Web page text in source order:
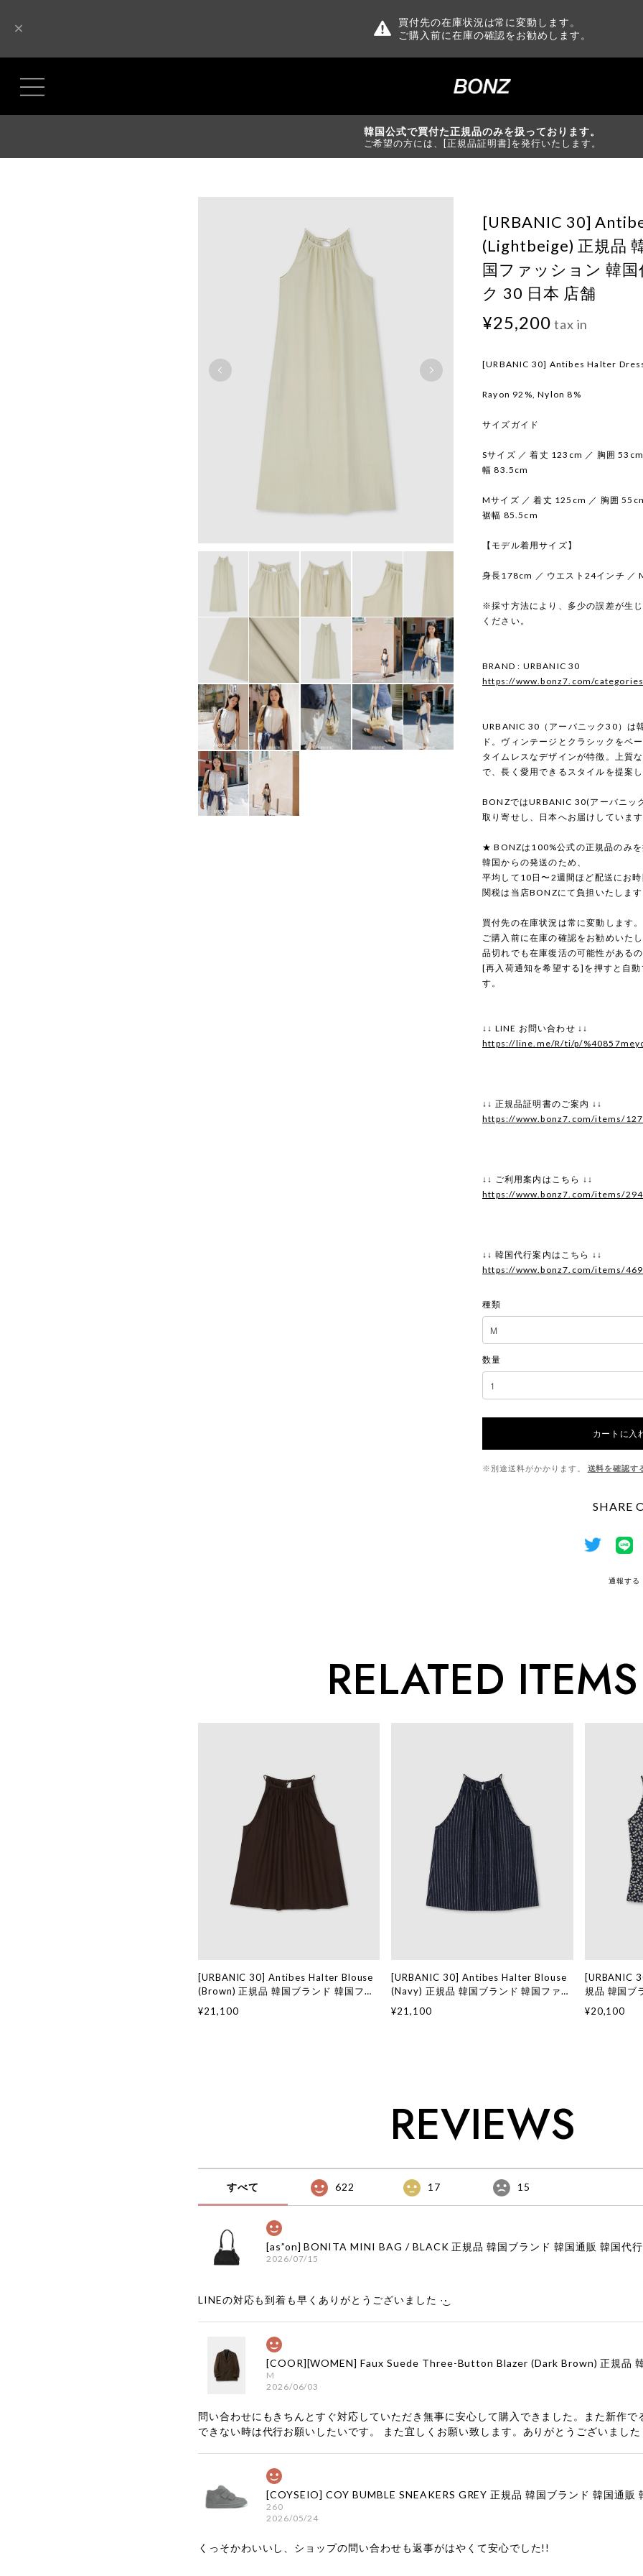
買付先の在庫状況は常に変動します。
ご購入前に在庫の確認をお勧めします。
韓国公式で買付た正規品のみを扱っております。
ご希望の方には、[正規品証明書]を発行いたします。
[URBANIC 30]
(Lightbeige) 正規品
国ファッション 韓国
ク 30 日本 店舗
¥25,200 tax in
[URBANIC 30] Antibes Halter
Rayon 92%, Nylon 8%
サイズガイド
Sサイズ ／ 着丈 123cm ／ 胸囲
幅 83.5cm
Mサイズ ／ 着丈 125cm ／ 胸囲
裾幅 85.5cm
【モデル着用サイズ】
身長178cm ／ ウエスト24インチ ／
※採寸方法により、多少の誤差が生
ください。
BRAND : URBANIC 30
https://www.bonz7.com/
URBANIC 30（アーバニック30）は
ド。ヴィンテージとクラシックをベ
タイムレスなデザインが特徴。上質
で、長く愛用できるスタイルを提案し
BONZではURBANIC 30(アーバニッ
取り寄せし、日本へお届けしています
★ BONZは100%公式の正規品のみを
韓国からの発送のため、
平均して10日〜2週間ほど配送にお時
関税は当店BONZにて負担いたします
買付先の在庫状況は常に変動します。
ご購入前に在庫の確認をお勧めいたし
品切れでも在庫復活の可能性がある
[再入荷通知を希望する]を押すと自動
す。
↓↓ LINE お問い合わせ ↓↓
https://line.me/R/ti/p/
↓↓ 正規品証明書のご案内 ↓↓
https://www.bonz7.com/items/
↓↓ ご利用案内はこちら ↓↓
https://www.bonz7.com/items/
↓↓ 韓国代行案内はこちら ↓↓
https://www.bonz7.com/items/
種類
数量
カートに入
※別途送料がかかります。 送料を確認す
SHARE
通報する
RELATED ITEMS
[URBANIC 30] Antibes Halter Blouse
(Brown) 正規品 韓国ブランド 韓国ファ
本 店舗
¥21,100
[URBANIC 30] Antibes Halter Blouse
(Navy) 正規品 韓国ブランド 韓国ファッ
店舗
¥21,100
[URBANIC
規品 韓国ブ
¥20,100
REVIEWS
すべて 622 17 15
2026/07/15
LINEの対応も到着も早くありがとうございました‪ ·͜·
M
2026/06/03
問い合わせにもきちんとすぐ対応していただき無事に安心して購入できました。また新作で
できない時は代行お願いしたいです。 また宜しくお願い致します。ありがとうございました
260
2026/05/24
くっそかわいいし、ショップの問い合わせも返事がはやくて安心でした!!